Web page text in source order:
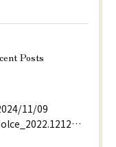
Posts
11/09
@dolce_2022.1212⇚他の投稿はこちらから